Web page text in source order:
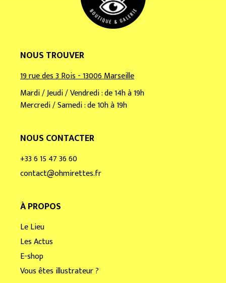
NOUS TROUVER
19 rue des 3 Rois - 13006 Marseille
Mardi / Jeudi / Vendredi : de 14h à 19h
Mercredi / Samedi : de 10h à 19h
NOUS CONTACTER
+33 6 15 47 36 60
contact@ohmirettes.fr
À PROPOS
Le Lieu
Les Actus
E-shop
Vous êtes illustrateur ?